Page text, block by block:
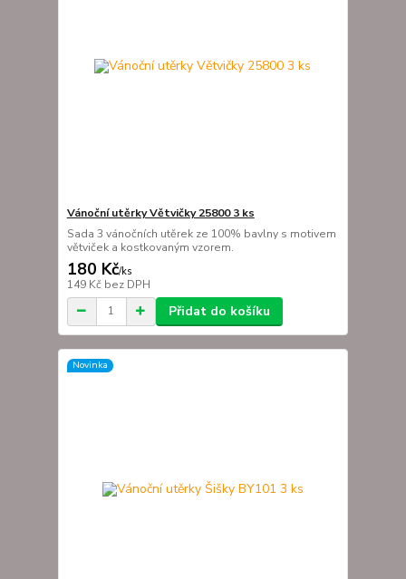
Vánoční utěrky Větvičky 25800 3 ks
Sada 3 vánočních utěrek ze 100% bavlny s motivem
větviček a kostkovaným vzorem.
180 Kč/ks
149 Kč bez DPH
Přidat do košíku
Novinka